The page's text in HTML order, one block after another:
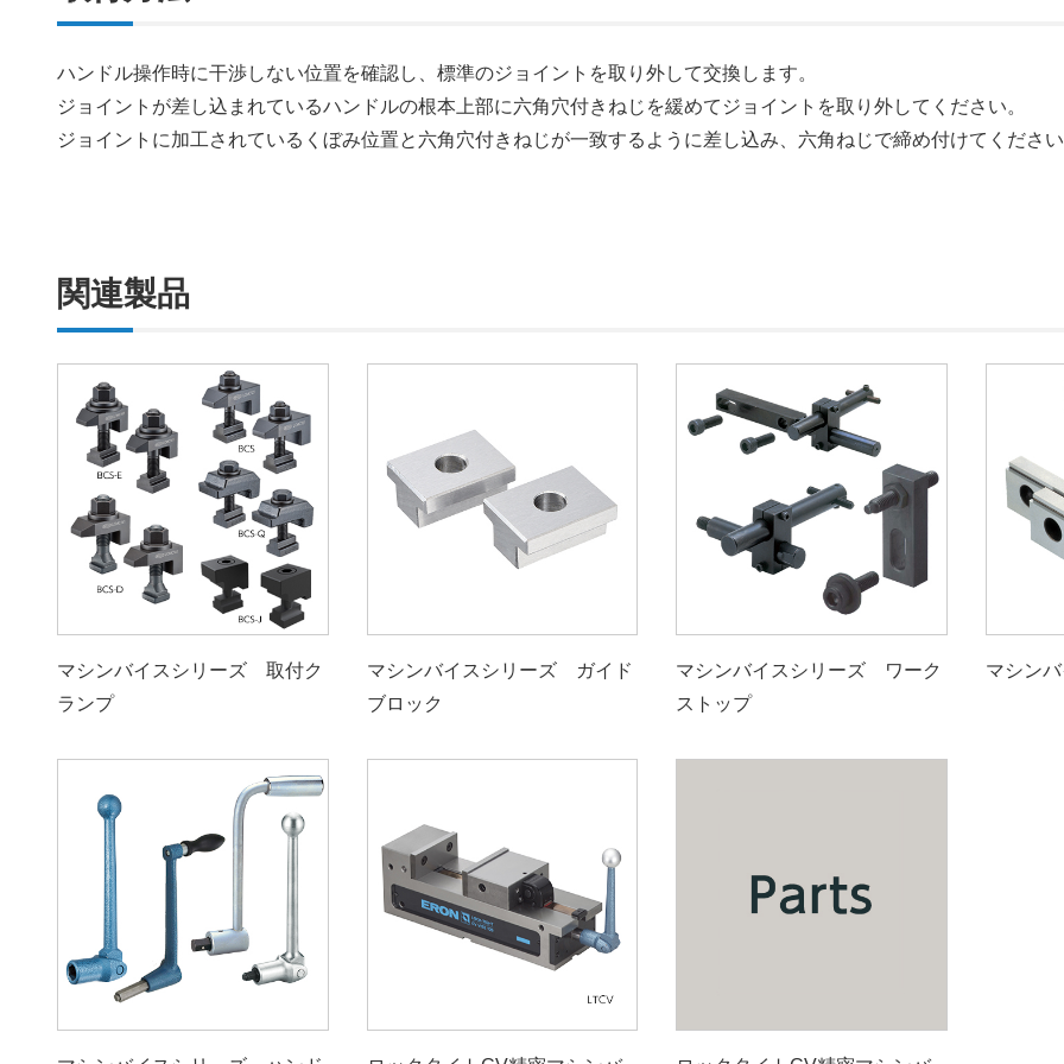
ハンドル操作時に干渉しない位置を確認し、標準のジョイントを取り外して交換します。
ジョイントが差し込まれているハンドルの根本上部に六角穴付きねじを緩めてジョイントを取り外してください。
ジョイントに加工されているくぼみ位置と六角穴付きねじが一致するように差し込み、六角ねじで締め付けてくださ
関連製品
マシンバイスシリーズ 取付ク
ランプ
マシンバイスシリーズ ガイド
ブロック
マシンバイスシリーズ ワーク
ストップ
マシン